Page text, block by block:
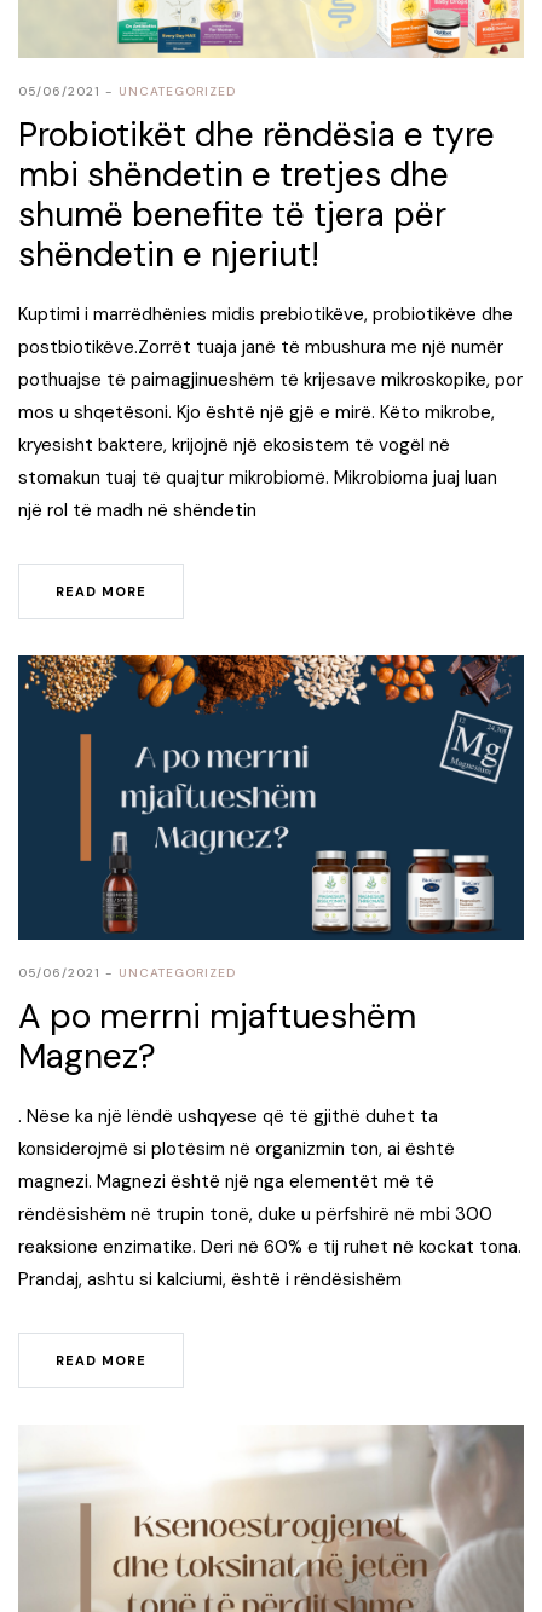
05/06/2021 UNCATEGORIZED
Probiotikët dhe rëndësia e tyre
mbi shëndetin e tretjes dhe
shumë benefite të tjera për
shëndetin e njeriut!
Kuptimi i marrëdhënies midis prebiotikëve, probiotikëve dhe
postbiotikëve.Zorrët tuaja janë të mbushura me një numër
pothuajse të paimagjinueshëm të krijesave mikroskopike, por
mos u shqetësoni. Kjo është një gjë e mirë. Këto mikrobe,
kryesisht baktere, krijojnë një ekosistem të vogël në
stomakun tuaj të quajtur mikrobiomë. Mikrobioma juaj luan
një rol të madh në shëndetin
READ MORE
05/06/2021 UNCATEGORIZED
A po merrni mjaftueshëm
Magnez?
. Nëse ka një lëndë ushqyese që të gjithë duhet ta
konsiderojmë si plotësim në organizmin ton, ai është
magnezi. Magnezi është një nga elementët më të
rëndësishëm në trupin tonë, duke u përfshirë në mbi 300
reaksione enzimatike. Deri në 60% e tij ruhet në kockat tona.
Prandaj, ashtu si kalciumi, është i rëndësishëm
READ MORE